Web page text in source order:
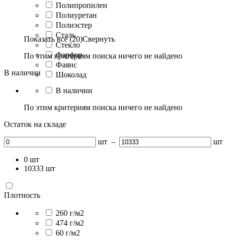
Полипропилен
Полиуретан
Полиэстер
Сталь
Стекло
Фарфор
Фаянс
Шоколад
Показать все (20)Свернуть
По этим критериям поиска ничего не найдено
В наличии
В наличии
По этим критериям поиска ничего не найдено
Остаток на складе
шт – шт
0 шт
10333 шт
Плотность
260 г/м2
474 г/м2
60 г/м2